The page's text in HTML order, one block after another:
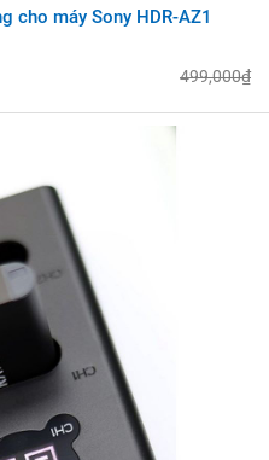
cho máy Sony HDR-AZ1
499,000₫